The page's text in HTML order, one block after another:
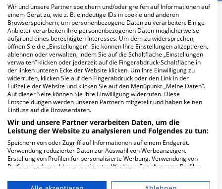
Herzlich Willkommen
Krankenhaus Rotes Kreuz Lübeck -Geriatriezentrum-
Haus an der Wakenitz in der Marlistraße 10 ist ein
kleines Krankenhaus in Lübeck. Mit einer Kapazität von
164 Betten werden in den spezialisierten
Fachabteilungen pro Jahr etwa 611 medizinische Fälle
behandelt und therapiert.
Weiterlesen
Besuchszeiten
0 bis 23 Uhr
Wir und unsere Partner speichern und/oder greifen auf Informationen auf
einem Gerät zu, wie z. B. eindeutige IDs in cookie und anderen
Browserspeichern, um personenbezogene Daten zu verarbeiten. Einige
Anbieter verarbeiten Ihre personenbezogenen Daten möglicherweise
aufgrund eines berechtigten Interesses. Um dem zu widersprechen,
öffnen Sie die „Einstellungen“. Sie können Ihre Einstellungen akzeptieren,
ablehnen oder verwalten, indem Sie auf die Schaltfläche „Einstellungen
verwalten“ klicken oder jederzeit auf die Fingerabdruck-Schaltfläche in
der linken unteren Ecke der Website klicken. Um Ihre Einwilligung zu
widerrufen, klicken Sie auf den Fingerabdruck oder den Link in der
Fußzeile der Website und klicken Sie auf den Menüpunkt „Meine Daten“.
Auf dieser Seite können Sie Ihre Einwilligung widerrufen. Diese
Entscheidungen werden unseren Partnern mitgeteilt und haben keinen
Einfluss auf die Browserdaten.
Wir und unsere Partner verarbeiten Daten, um die
Leistung der Website zu analysieren und Folgendes zu tun:
Speichern von oder Zugriff auf Informationen auf einem Endgerät.
Verwendung reduzierter Daten zur Auswahl von Werbeanzeigen.
Erstellung von Profilen für personalisierte Werbung. Verwendung von
Profilen zur Auswahl personalisierter Werbung. Erstellung von Profilen
personalisierter Inhalte. Messung der Werbeleistung. Messung der